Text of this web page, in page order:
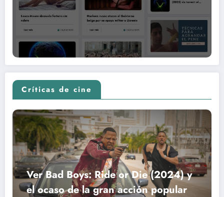
Críticas de cine
Ver Bad Boys: Ride or Die (2024) y
el ocaso de la gran acción popular